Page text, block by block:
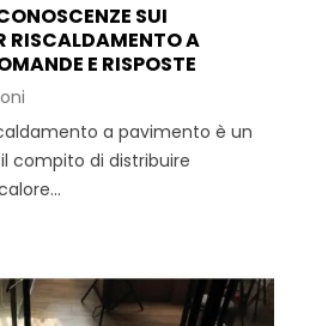
SUI
RISCALDAMENTO A
E RISPOSTE
a pavimento è un
compito di distribuire